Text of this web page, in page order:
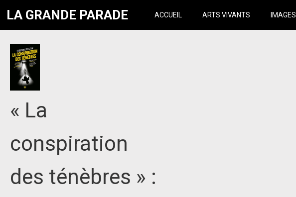
LA GRANDE PARADE ACCUEIL ARTS VIVANTS IMAGES
« La
conspiration
des ténèbres » :